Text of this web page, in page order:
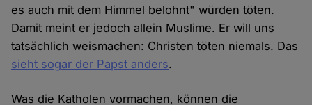
es auch mit dem Himmel belohnt" würden töten.
Damit meint er jedoch allein Muslime. Er will uns
tatsächlich weismachen: Christen töten niemals. Das
sieht sogar der Papst anders.
Was die Katholen vormachen, können die